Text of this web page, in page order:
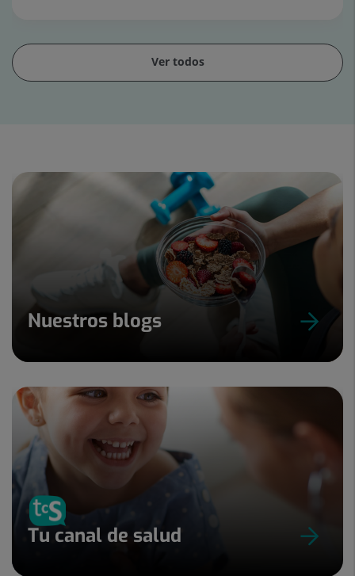
Ver todos
Nuestros blogs
Tu canal de salud